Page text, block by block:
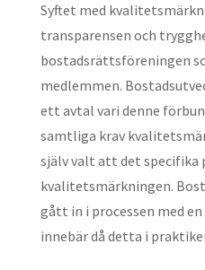
Syftet med
transparensen och
bostadsrättsföreningen
medlemmen.
ett avtal vari denne
samtliga krav
själv valt att det specifika
kvalitetsmärkningen.
gått in i processen med
innebär då detta i